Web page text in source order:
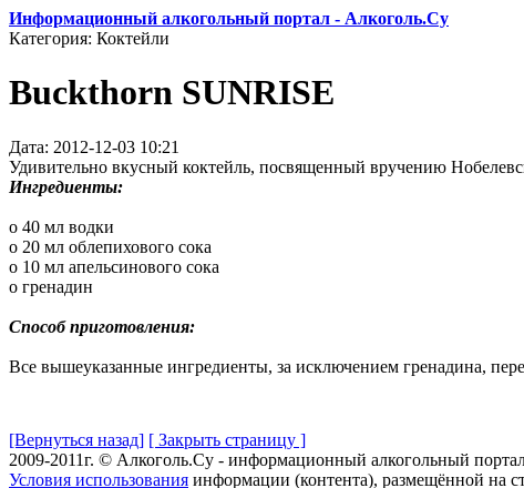
Информационный алкогольный портал - Алкоголь.Су
Категория: Коктейли
Buckthorn SUNRISE
Дата: 2012-12-03 10:21
Удивительно вкусный коктейль, посвященный вручению
Ингредиенты:
o 40 мл водки
o 20 мл облепихового сока
o 10 мл апельсинового сока
o гренадин
Способ приготовления:
Все вышеуказанные ингредиенты, за исключением гренадина,
[Вернуться назад] [ Закрыть страницу ]
2009-2011г. © Алкоголь.Су - информационный алкогольный
Условия использования информации (контента), размещённой на